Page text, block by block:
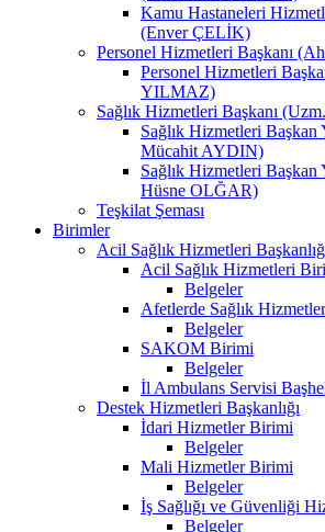
Kamu Hastaneleri
(Enver ÇELİK)
Personel Hizmetleri Başkanı
Personel Hizmetleri
YILMAZ)
Sağlık Hizmetleri Başkanı
Sağlık Hizmetleri Başkan
Mücahit AYDIN)
Sağlık Hizmetleri Başkan
Hüsne OLĞAR)
Teşkilat Şeması
Birimler
Acil Sağlık Hizmetleri
Acil Sağlık Hizmetleri
Belgeler
Afetlerde Sağlık
Belgeler
SAKOM Birimi
Belgeler
İl Ambulans Servisi
Destek Hizmetleri Başkanlığı
İdari Hizmetler Birimi
Belgeler
Mali Hizmetler Birimi
Belgeler
İş Sağlığı ve Güvenliği
Belgeler